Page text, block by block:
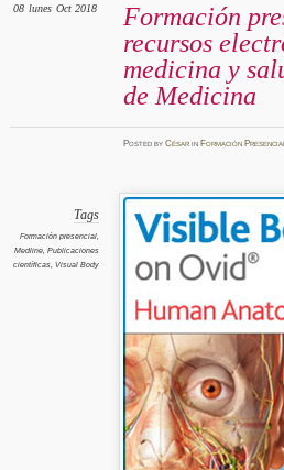
Formación
recursos
medicina y
de Medicina
08 lunes Oct 2018
PostedbyCésar inFormación Presencial
Tags
Formación presencial,
Medline, Publicaciones
científicas, Visual Body